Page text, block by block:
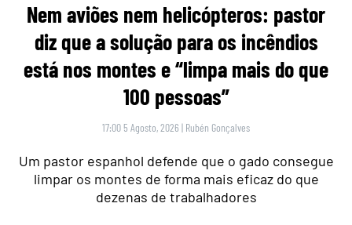
Nem aviões nem helicópteros: pastor
diz que a solução para os incêndios
está nos montes e “limpa mais do que
100 pessoas”
17:00 5 Agosto, 2026 | Rubén Gonçalves
Um pastor espanhol defende que o gado consegue
limpar os montes de forma mais eficaz do que
dezenas de trabalhadores